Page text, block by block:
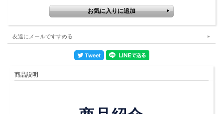
友達にメールですすめる
商品説明